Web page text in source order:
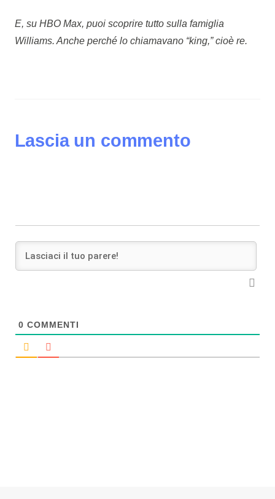
E, su HBO Max, puoi scoprire tutto sulla famiglia
Williams. Anche perché lo chiamavano “king,” cioè re.
Lascia un commento
0 COMMENTI